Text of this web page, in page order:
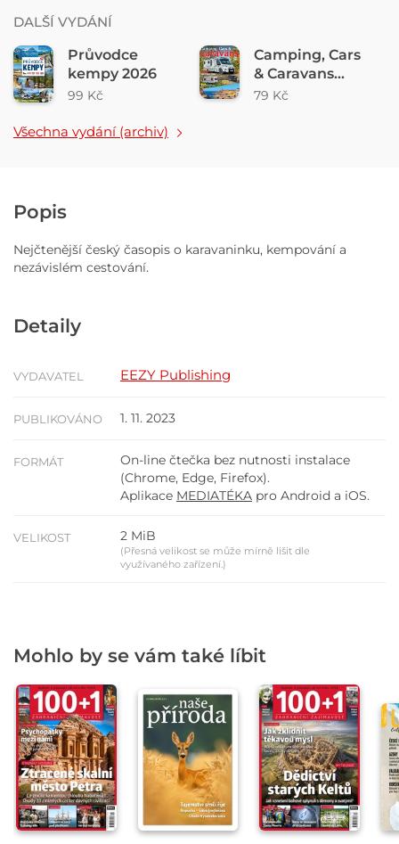
DALŠÍ VYDÁNÍ
Průvodce
kempy 2026
99 Kč
Camping, Cars
& Caravans
3/2026
79 Kč
Všechna vydání (archiv)
Popis
Nejčtenější český časopis o karavaninku, kempování a
nezávislém cestování.
Detaily
VYDAVATEL EEZY Publishing
PUBLIKOVÁNO 1. 11. 2023
FORMÁT
On-line čtečka bez nutnosti instalace
(Chrome, Edge, Firefox).
Aplikace MEDIATÉKA pro Android a iOS.
VELIKOST 2 MiB
(Přesná velikost se může mírně lišit dle
využívaného zařízení.)
Mohlo by se vám také líbit